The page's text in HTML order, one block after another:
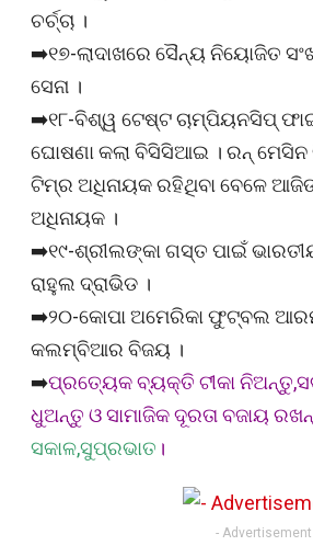
ଚର୍ଚ୍ଚା ।
➡️୧୭-ଲାଦାଖରେ ସୈନ୍ୟ ନିୟୋଜିତ
ସେନା ।
➡️୧୮-ବିଶ୍ୱ ଟେଷ୍ଟ ଚାମ୍ପିୟନସିପ୍
ଘୋଷଣା କଲା ବିସିସିଆଇ । ରନ୍
ଟିମ୍‌ର ଅଧିନାୟକ ରହିଥିବା ବେଳେ
ଅଧିନାୟକ ।
➡️୧୯-ଶ୍ରୀଲଙ୍କା ଗସ୍ତ ପାଇଁ
ରାହୁଲ ଦ୍ରାଭିଡ ।
➡️୨୦-କୋପା ଅମେରିକା ଫୁଟ୍‌ବଲ
କଲମ୍ବିଆର ବିଜୟ ।
➡️ପ୍ରତ୍ୟେକ ବ୍ୟକ୍ତି ଟୀକା
ଧୁଅନ୍ତୁ ଓ ସାମାଜିକ ଦୂରତା ବଜାୟ
ସକାଳ,ସୁପ୍ରଭାତ ।
- Advertisement